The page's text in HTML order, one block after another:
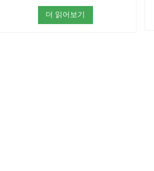
더 읽어보기